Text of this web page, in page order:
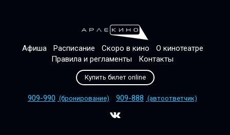
Афиша Расписание Скоро в кино
О кинотеатре
Правила и регламенты
Контакты
Купить билет online
909-990 (бронирование) 909-888 (автоответчик)